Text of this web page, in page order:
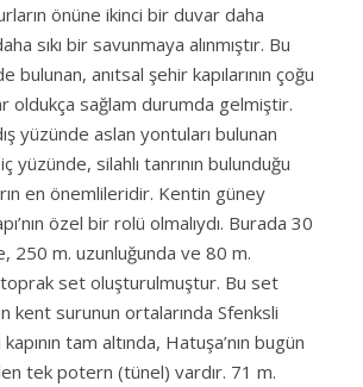
önüne ikinci bir duvar daha
sıkı bir savunmaya alınmıştır. Bu
bulunan, anıtsal şehir kapılarının çoğu
oldukça sağlam durumda gelmiştir.
yüzünde aslan yontuları bulunan
iç yüzünde, silahlı tanrının bulunduğu
en önemlileridir. Kentin güney
özel bir rolü olmalıydı. Burada 30
250 m. uzunluğunda ve 80 m.
set oluşturulmuştur. Bu set
kent surunun ortalarında Sfenksli
tam altında, Hatuşa’nın bugün
tek potern (tünel) vardır. 71 m.